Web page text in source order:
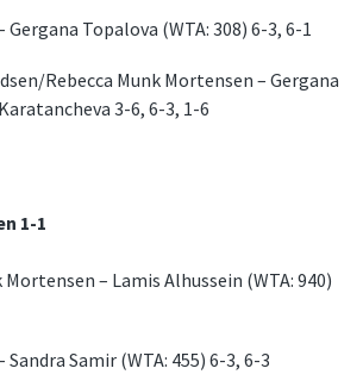
Gergana Topalova (WTA: 308) 6-3, 6-1
Rebecca Munk Mortensen – Gergana
3-6, 6-3, 1-6
1-1
Mortensen – Lamis Alhussein (WTA: 940)
Sandra Samir (WTA: 455) 6-3, 6-3